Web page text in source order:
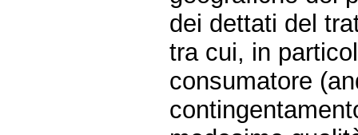
dei dettati del
tra cui, in
consumatore